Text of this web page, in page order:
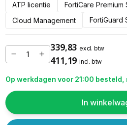
ATP licentie FortiCare Premium
Cloud Management
FortiGuard
339,83 excl. btw
411,19 incl. btw
Op werkdagen voor 21:00 besteld,
In